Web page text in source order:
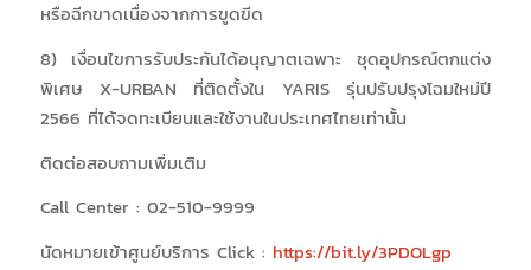
หรือฉีกขาดเนื่องจากการขูดขีด
8) เงื่อนไขการรับประกันได้อนุญาตเฉพาะ ชุดอุปกรณ์ตกแต่ง
พิเศษ X-URBAN ที่ติดตั้งใน YARIS รุ่นปรับปรุงโฉมใหม่ปี
2566 ที่ได้จดทะเบียนและใช้งานในประเทศไทยเท่านั้น
ติดต่อสอบถามเพิ่มเติม
Call Center : 02-510-9999
นัดหมายเข้าศูนย์บริการ Click : https://bit.ly/3PDOLgp